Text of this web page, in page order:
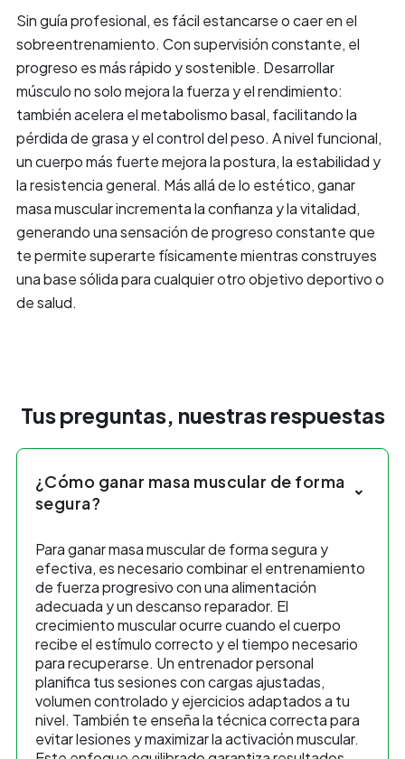
Sin guía profesional, es fácil estancarse o caer en el
sobreentrenamiento. Con supervisión constante, el
progreso es más rápido y sostenible. Desarrollar
músculo no solo mejora la fuerza y el rendimiento:
también acelera el metabolismo basal, facilitando la
pérdida de grasa y el control del peso. A nivel funcional,
un cuerpo más fuerte mejora la postura, la estabilidad y
la resistencia general. Más allá de lo estético, ganar
masa muscular incrementa la confianza y la vitalidad,
generando una sensación de progreso constante que
te permite superarte físicamente mientras construyes
una base sólida para cualquier otro objetivo deportivo o
de salud.
Tus preguntas, nuestras respuestas
¿Cómo ganar masa muscular de forma
segura?
Para ganar masa muscular de forma segura y
efectiva, es necesario combinar el entrenamiento
de fuerza progresivo con una alimentación
adecuada y un descanso reparador. El
crecimiento muscular ocurre cuando el cuerpo
recibe el estímulo correcto y el tiempo necesario
para recuperarse. Un entrenador personal
planifica tus sesiones con cargas ajustadas,
volumen controlado y ejercicios adaptados a tu
nivel. También te enseña la técnica correcta para
evitar lesiones y maximizar la activación muscular.